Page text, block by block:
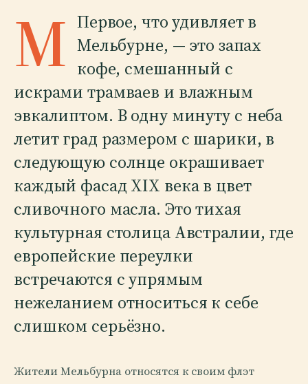
М Первое, что удивляет в
Мельбурне, — это запах
кофе, смешанный с
искрами трамваев и влажным
эвкалиптом. В одну минуту с неба
летит град размером с шарики, в
следующую солнце окрашивает
каждый фасад XIX века в цвет
сливочного масла. Это тихая
культурная столица Австралии, где
европейские переулки
встречаются с упрямым
нежеланием относиться к себе
слишком серьёзно.
Жители Мельбурна относятся к своим флэт